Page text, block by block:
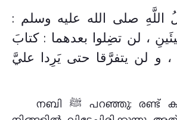
اللَّهِ صلى الله عليه وسلم ‏:
، لن تضِلوا بعدهما : كتابَ
، و لن يتفرَّقا حتى يَرِدا عليَّ
നബി ﷺ പറഞ്ഞു: രണ്ട് കാര്യങ്ങള്‍ ഞാന്‍